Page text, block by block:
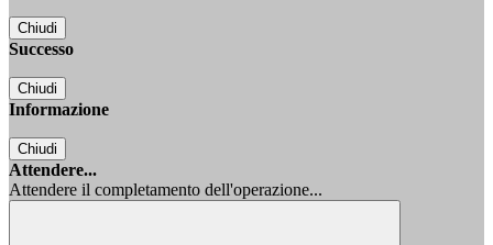
Chiudi
Successo
Chiudi
Informazione
Chiudi
Attendere...
Attendere il completamento dell'operazione...